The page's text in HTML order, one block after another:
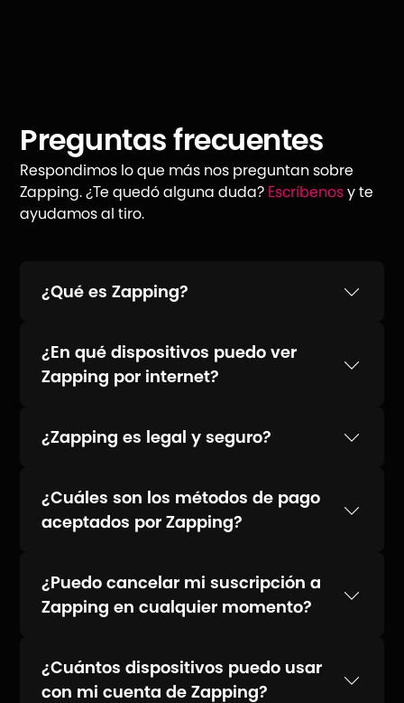
Preguntas frecuentes
Respondimos lo que más nos preguntan sobre
Zapping. ¿Te quedó alguna duda? Escríbenosy te
ayudamos al tiro.
¿Qué es Zapping?
¿En qué dispositivos puedo ver
Zapping por internet?
¿Zapping es legal y seguro?
¿Cuáles son los métodos de pago
aceptados por Zapping?
¿Puedo cancelar mi suscripción a
Zapping en cualquier momento?
¿Cuántos dispositivos puedo usar
con mi cuenta de Zapping?